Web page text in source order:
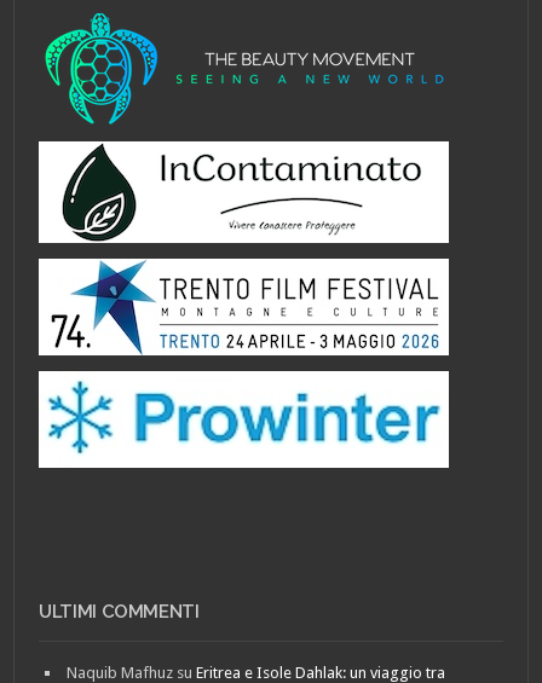
ULTIMI COMMENTI
Naquib Mafhuz suEritrea e Isole Dahlak: un viaggio tra